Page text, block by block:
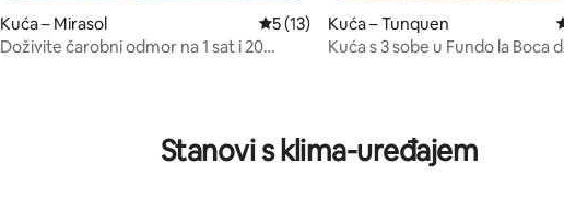
Kuća – Mirasol Prosječna ocjena: 5/5, recenzija: 13
5 (13)
Doživite čarobni odmor na 1 sat i 20
Kuća – Tunquen
Kuća s 3 sobe u Fundo la Boca
Stanovi s klima-uređajem